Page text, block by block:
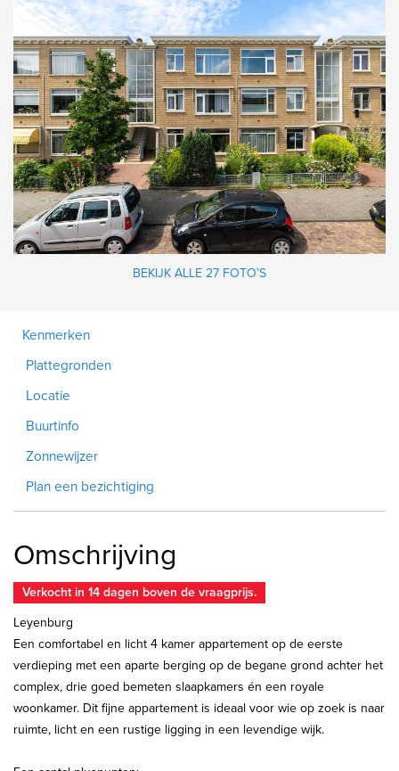
BEKIJK ALLE 27 FOTO’S
Kenmerken
Plattegronden
Locatie
Buurtinfo
Zonnewijzer
Plan een bezichtiging
Omschrijving
Verkocht in 14 dagen boven de vraagprijs.
Leyenburg
Een comfortabel en licht 4 kamer appartement op de eerste
verdieping met een aparte berging op de begane grond achter het
complex, drie goed bemeten slaapkamers én een royale
woonkamer. Dit fijne appartement is ideaal voor wie op zoek is naar
ruimte, licht en een rustige ligging in een levendige wijk.